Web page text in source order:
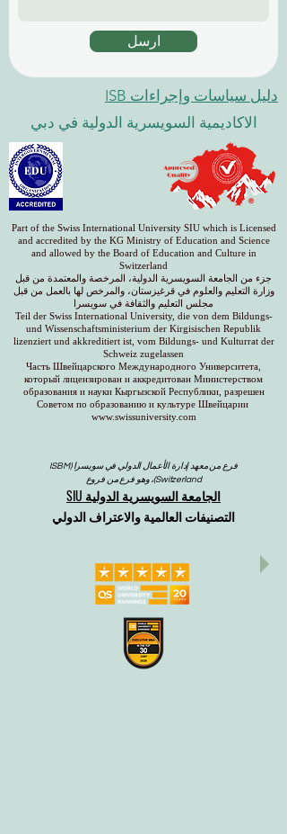
ارسل
دليل سياسات وإجراءات ISB
الاكاديمية السويسرية الدولية في دبي
Part of the Swiss International University SIU which is Licensed
and accredited by the KG Ministry of Education and Science
and allowed by the Board of Education and Culture in
Switzerland
جزء من الجامعة السويسرية الدولية، المرخصة والمعتمدة من قبل
وزارة التعليم والعلوم في قرغيزستان، والمرخص لها بالعمل من قبل
مجلس التعليم والثقافة في سويسرا
Teil der Swiss International University, die von dem Bildungs-
und Wissenschaftsministerium der Kirgisischen Republik
lizenziert und akkreditiert ist, vom Bildungs- und Kulturrat der
Schweiz zugelassen
Часть Швейцарского Международного Университета,
который лицензирован и аккредитован Министерством
образования и науки Кыргызской Республики, разрешен
Советом по образованию и культуре Швейцарии
www.swissuniversity.com
فرع من معهد إدارة الأعمال الدولي في سويسرا (ISBM
Switzerland)، وهو فرع من فروع
الجامعة السويسرية الدولية SIU
التصنيفات العالمية والاعتراف الدولي